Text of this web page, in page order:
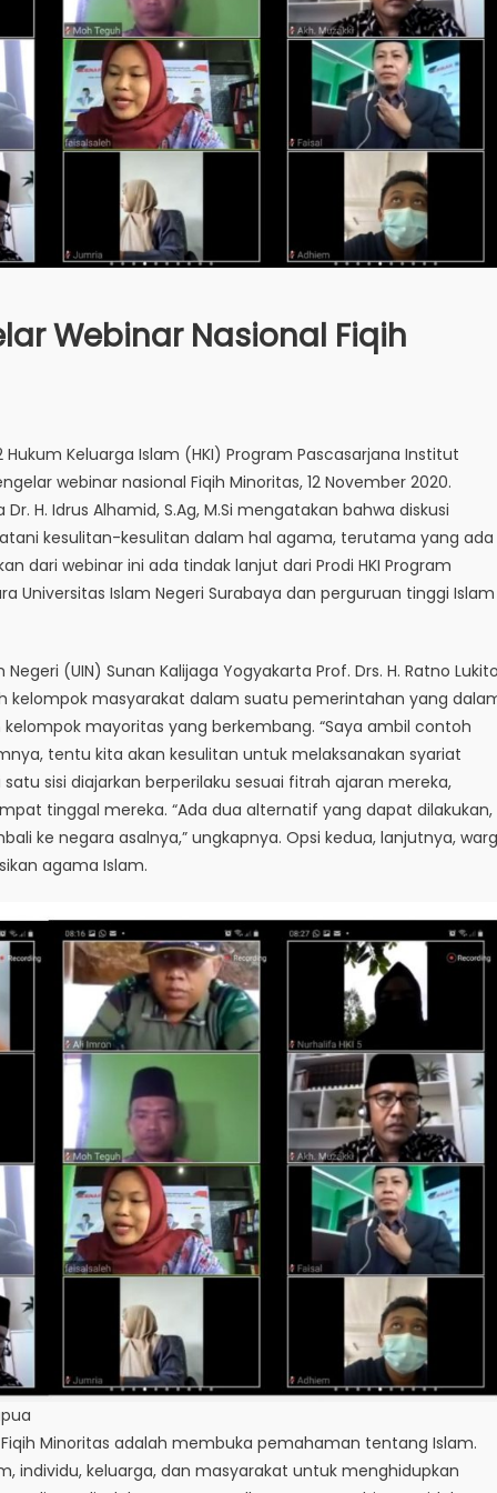
Webinar Nasional Fiqih
Keluarga Islam (HKI) Program Pascasarjana Institut
webinar nasional Fiqih Minoritas, 12 November 2020.
H. Idrus Alhamid, S.Ag, M.Si mengatakan bahwa diskusi
kesulitan-kesulitan dalam hal agama, terutama yang ada
dari webinar ini ada tindak lanjut dari Prodi HKI Program
Universitas Islam Negeri Surabaya dan perguruan tinggi Islam
(UIN) Sunan Kalijaga Yogyakarta Prof. Drs. H. Ratno
kelompok masyarakat dalam suatu pemerintahan yang
mayoritas yang berkembang. “Saya ambil contoh
tentu kita akan kesulitan untuk melaksanakan syariat
sisi diajarkan berperilaku sesuai fitrah ajaran mereka,
tinggal mereka. “Ada dua alternatif yang dapat dilakukan,
ke negara asalnya,” ungkapnya. Opsi kedua, lanjutnya,
agama Islam.
Minoritas adalah membuka pemahaman tentang Islam.
individu, keluarga, dan masyarakat untuk menghidupkan